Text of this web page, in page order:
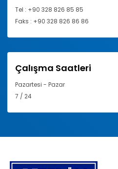
Tel : +90 328 826 85 85
Faks : +90 328 826 86 86
Çalışma Saatleri
Pazartesi - Pazar
7 / 24